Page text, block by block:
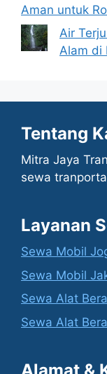
Aman untuk
Air
Alam di
Tentang
Mitra Jaya
sewa
Layanan
Sewa Mobil
Sewa Mobil
Sewa Alat
Sewa Alat